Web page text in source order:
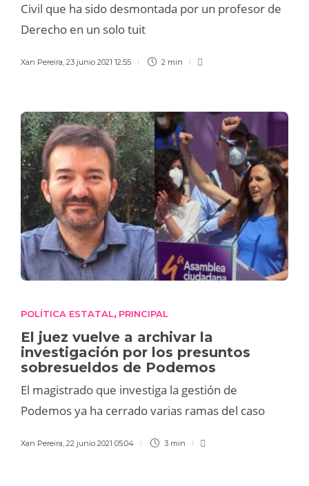
Civil que ha sido desmontada por un profesor de
Derecho en un solo tuit
Xan Pereira, 23 junio 2021 12:55 2 min
POLÍTICA ESTATAL, PRINCIPAL
El juez vuelve a archivar la
investigación por los presuntos
sobresueldos de Podemos
El magistrado que investiga la gestión de
Podemos ya ha cerrado varias ramas del caso
Xan Pereira 22 junio 2021 05:04 3 min